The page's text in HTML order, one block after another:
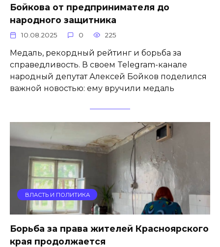
Бойкова от предпринимателя до
народного защитника
10.08.2025 0 225
Медаль, рекордный рейтинг и борьба за
справедливость. В своем Telegram-канале
народный депутат Алексей Бойков поделился
важной новостью: ему вручили медаль
ВЛАСТЬ И ПОЛИТИКА
Борьба за права жителей Красноярского
края продолжается